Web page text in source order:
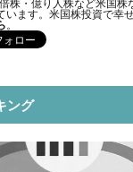
株・億り人株など米国株
います。米国株投資で幸
。
ング